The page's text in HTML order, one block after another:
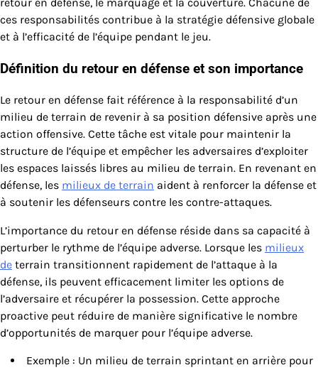
ces responsabilités contribue à la stratégie défensive globale
et à l’efficacité de l’équipe pendant le jeu.
Définition du retour en défense et son importance
Le retour en défense fait référence à la responsabilité d’un
milieu de terrain de revenir à sa position défensive après une
action offensive. Cette tâche est vitale pour maintenir la
structure de l’équipe et empêcher les adversaires d’exploiter
les espaces laissés libres au milieu de terrain. En revenant en
défense, les milieux de terrain aident à renforcer la défense et
à soutenir les défenseurs contre les contre-attaques.
L’importance du retour en défense réside dans sa capacité à
perturber le rythme de l’équipe adverse. Lorsque les milieux
de terrain transitionnent rapidement de l’attaque à la
défense, ils peuvent efficacement limiter les options de
l’adversaire et récupérer la possession. Cette approche
proactive peut réduire de manière significative le nombre
d’opportunités de marquer pour l’équipe adverse.
Exemple : Un milieu de terrain sprintant en arrière pour